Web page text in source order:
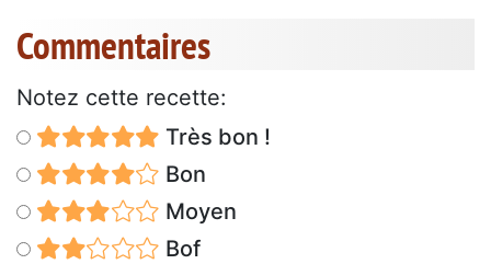
Commentaires
Notez cette recette:
Très bon !
Bon
Moyen
Bof